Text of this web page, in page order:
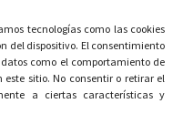
tecnologías como las cookies
del dispositivo. El consentimiento
como el comportamiento de
sitio. No consentir o retirar el
a ciertas características y